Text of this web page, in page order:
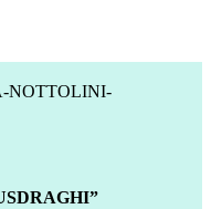
NOTTOLINI-